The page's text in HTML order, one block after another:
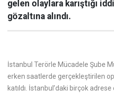
gelen olaylara karıştığı
gözaltına alındı.
İstanbul Terörle Mücadele Şube
erken saatlerde gerçekleştirilen
katıldı. İstanbul’daki birçok